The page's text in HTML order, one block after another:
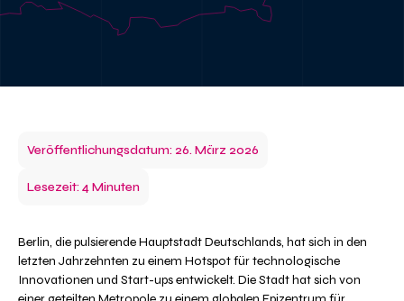
Veröffentlichungsdatum: 26. März 2026
Lesezeit: 4 Minuten
Berlin, die pulsierende Hauptstadt Deutschlands, hat sich in den
letzten Jahrzehnten zu einem Hotspot für technologische
Innovationen und Start-ups entwickelt. Die Stadt hat sich von